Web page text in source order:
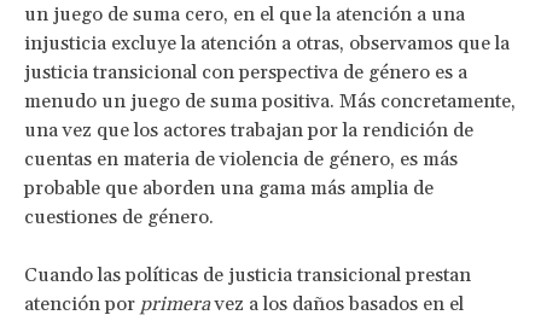
un juego de suma cero, en el que la atención a una
injusticia excluye la atención a otras, observamos que la
justicia transicional con perspectiva de género es a
menudo un juego de suma positiva. Más concretamente,
una vez que los actores trabajan por la rendición de
cuentas en materia de violencia de género, es más
probable que aborden una gama más amplia de
cuestiones de género.
Cuando las políticas de justicia transicional prestan
atención por primeravez a los daños basados en el